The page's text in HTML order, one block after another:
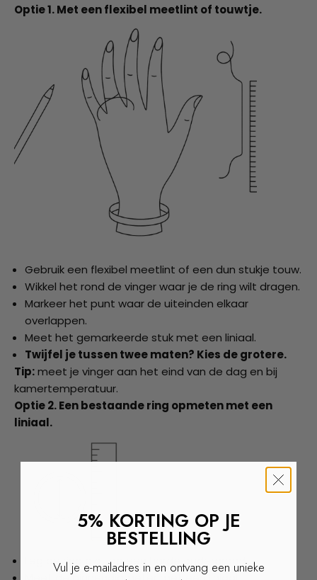
Optie 1. Met een flexibel meetlint of touwtje.
Gebruik een flexibel meetlint of een dun stukje touw.
Wikkel het rond de vinger waar je de ring wilt dragen.
Markeer het punt waar de uiteinden elkaar
overlappen.
Meet het gemarkeerde stuk met een liniaal.
Twijfel je tussen twee maten? Kies de grotere.
Tip:meet je vinger aan het eind van de dag en bij
kamertemperatuur.
Optie 2. Een bestaande ring opmeten met een
liniaal.
Leg de ring plat op een harde ondergrond.
5% KORTING OP JE
BESTELLING
Vul je e-mailadres in en ontvang een unieke